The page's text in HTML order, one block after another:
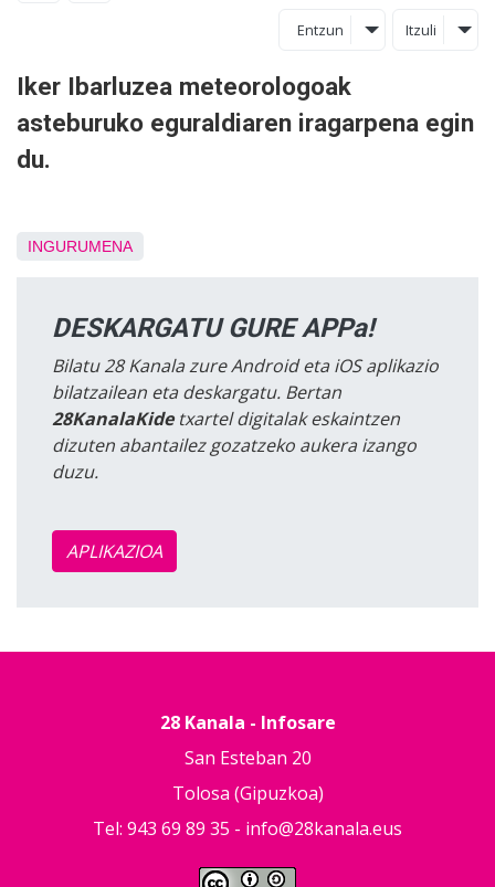
Entzun Itzuli
Iker Ibarluzea meteorologoak
asteburuko eguraldiaren iragarpena egin
du.
INGURUMENA
DESKARGATU GURE APPa!
Bilatu 28 Kanala zure Android eta iOS aplikazio
bilatzailean eta deskargatu. Bertan
28KanalaKidetxartel digitalak eskaintzen
dizuten abantailez gozatzeko aukera izango
duzu.
APLIKAZIOA
28 Kanala - Infosare
San Esteban 20
Tolosa (Gipuzkoa)
Tel: 943 69 89 35 - info@28kanala.eus